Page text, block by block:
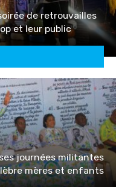
de retrouvailles
et leur public
journées militantes
mères et enfants